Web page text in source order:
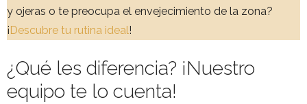
y ojeras o te preocupa el envejecimiento de la zona?
¡Descubre tu rutina ideal!
¿Qué les diferencia? ¡Nuestro
equipo te lo cuenta!